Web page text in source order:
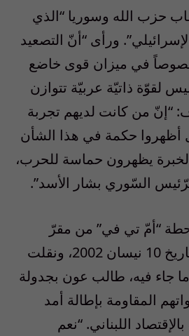
حزب الله وسوريا “الذي
ورأى “أنّ التصعيد
في ميزان قوى خاضع
لقوّة ذاتيّة عربيّة تتوازن
“إنّ من كانت لديهم تجربة
أظهروا حكمة في هذا الشأن
يظهرون حماسة للحرب،
السّوري بشار الأسد”.
“أمّ تي في” من مقرّ
إقامته في باريس بتاريخ 10 نيسان 2002، ونقلت
جاء فيه، طالب عون بجدولة
المقاومة بإطالة أمد
اللبناني. “نعم